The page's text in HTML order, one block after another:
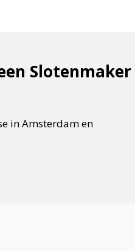
Slotenmaker
in Amsterdam en